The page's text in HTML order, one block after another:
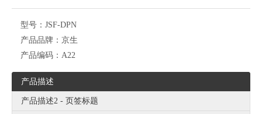
型号： JSF-DPN
产品品牌： 京生
产品编码： A22
产品描述
产品描述2 - 页签标题